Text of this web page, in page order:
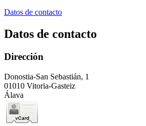
Datos de contacto
Datos de contacto
Dirección
Donostia-San Sebastián, 1
01010 Vitoria-Gasteiz
Álava